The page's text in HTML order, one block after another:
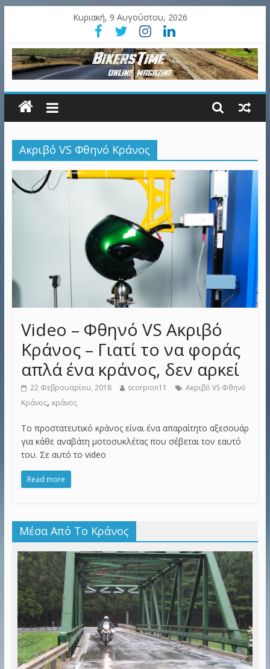
Κυριακή, 9 Αυγούστου, 2026
Ακριβό VS Φθηνό Κράνος
Video – Φθηνό VS Ακριβό
Κράνος – Γιατί το να φοράς
απλά ένα κράνος, δεν αρκεί
22 Φεβρουαρίου, 2018 scorpion11
Ακριβό VS Φθηνό
Κράνος, κράνος
Το προστατευτικό κράνος είναι ένα απαραίτητο αξεσουάρ
για κάθε αναβάτη μοτοσυκλέτας που σέβεται τον εαυτό
του. Σε αυτό το video
Read more
Μέσα Από Το Κράνος